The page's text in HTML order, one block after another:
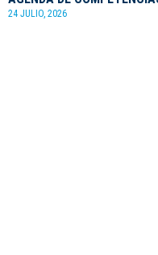
24 JULIO, 2026